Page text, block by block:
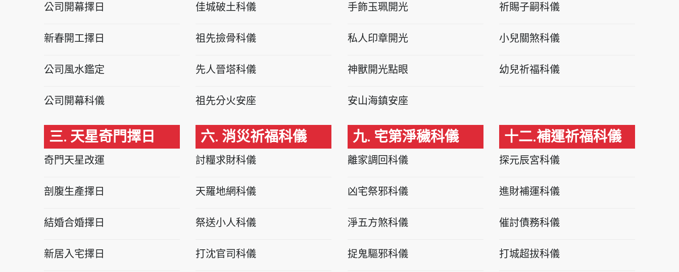
公司開幕擇日
新春開工擇日
公司風水鑑定
公司開幕科儀
三. 天星奇門擇日
奇門天星改運
剖腹生產擇日
結婚合婚擇日
新居入宅擇日
佳城破土科儀
祖先撿骨科儀
先人晉塔科儀
祖先分火安座
六. 消災祈福科儀
討糧求財科儀
天羅地網科儀
祭送小人科儀
打沈官司科儀
手飾玉珮開光
私人印章開光
神獸開光點眼
安山海鎮安座
九. 宅第淨穢科儀
離家調回科儀
凶宅祭邪科儀
淨五方煞科儀
捉鬼驅邪科儀
祈賜子嗣科儀
小兒關煞科儀
幼兒祈福科儀
十二.補運祈福科儀
探元辰宮科儀
進財補運科儀
催討債務科儀
打城超拔科儀